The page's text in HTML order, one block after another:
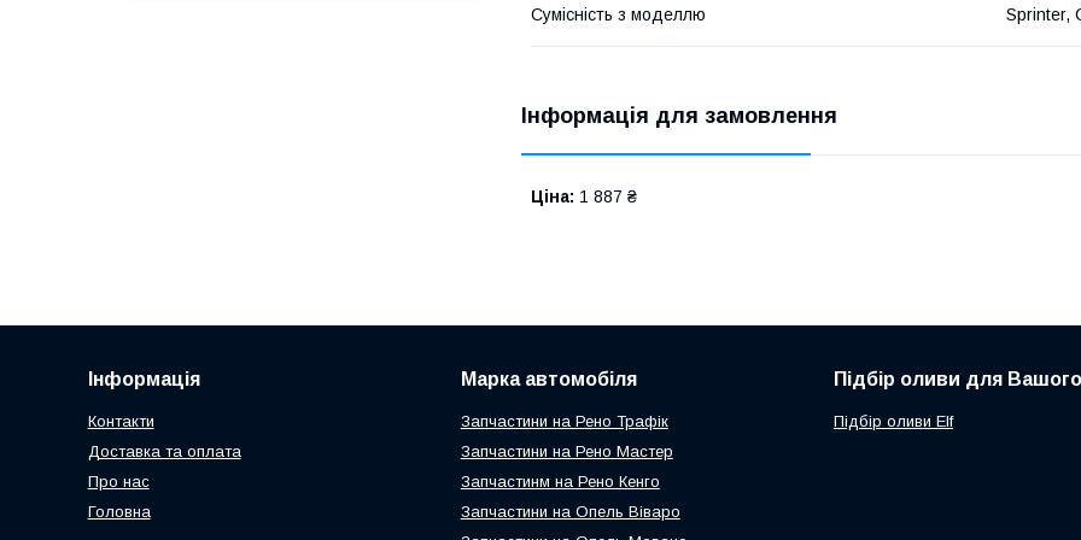
Сумісність з моделлю Sprinter,
Інформація для замовлення
Ціна: 1 887 ₴
Інформація
Контакти
Доставка та оплата
Про нас
Головна
Марка автомобіля
Запчастини на Рено Трафік
Запчастини на Рено Мастер
Запчастинм на Рено Кенго
Запчастини на Опель Віваро
Підбір оливи для
Підбір оливи Elf